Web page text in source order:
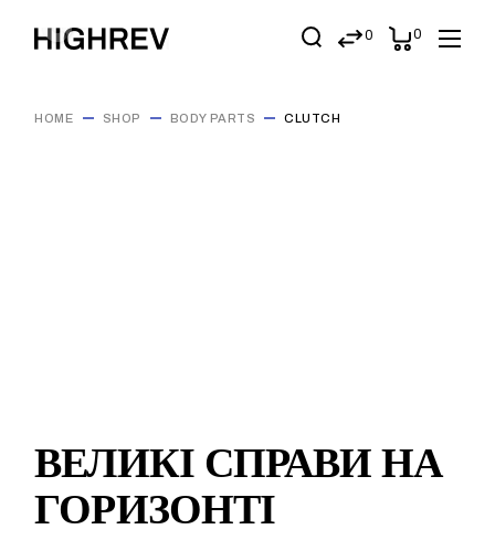
0 0
HOME SHOP BODY PARTS CLUTCH
ВЕЛИКІ СПРАВИ НА
ГОРИЗОНТІ